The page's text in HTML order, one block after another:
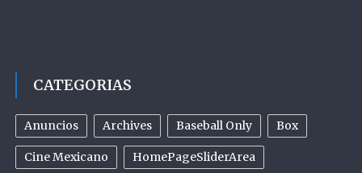
CATEGORIAS
Anuncios Archives Baseball Only Box
Cine Mexicano HomePageSliderArea